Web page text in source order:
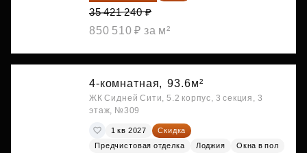
35 421 240 ₽
850 510 ₽ за м²
4-комнатная, 93.6м²
ЖК Сидней Сити, 5.2 корпус, 3 секция, 3
этаж, №309
1 кв 2027
Скидка
Предчистовая отделка
Лоджия Окна в пол